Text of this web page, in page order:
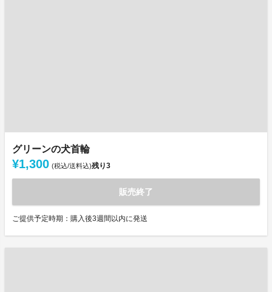
グリーンの犬首輪
¥1,300 (税込/送料込)残り3
販売終了
ご提供予定時期：購入後3週間以内に発送